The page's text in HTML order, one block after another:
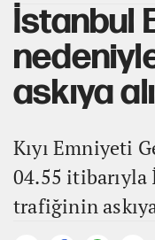
İstanbul
askıya
Kıyı Emniyeti
04.55 itibarıyla
trafiğinin